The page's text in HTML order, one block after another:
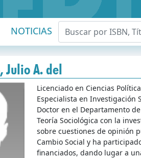
NOTICIAS
Julio A. del
Licenciado en Ciencias
Especialista en Investigación
Doctor en el Departamento
Teoría Sociológica con la
sobre cuestiones de opinión
Cambio Social y ha
financiados, dando lugar a